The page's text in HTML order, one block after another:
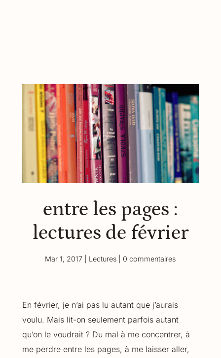
entre les pages :
lectures de février
Mar 1, 2017 Lectures 0 commentaires
En février, je n’ai pas lu autant que j’aurais
voulu. Mais lit-on seulement parfois autant
qu’on le voudrait ? Du mal à me concentrer, à
me perdre entre les pages, à me laisser aller,